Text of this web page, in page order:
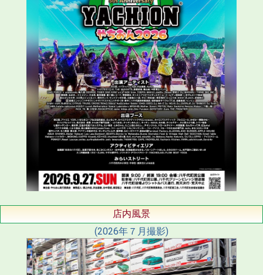
店内風景
(2026年７月撮影)